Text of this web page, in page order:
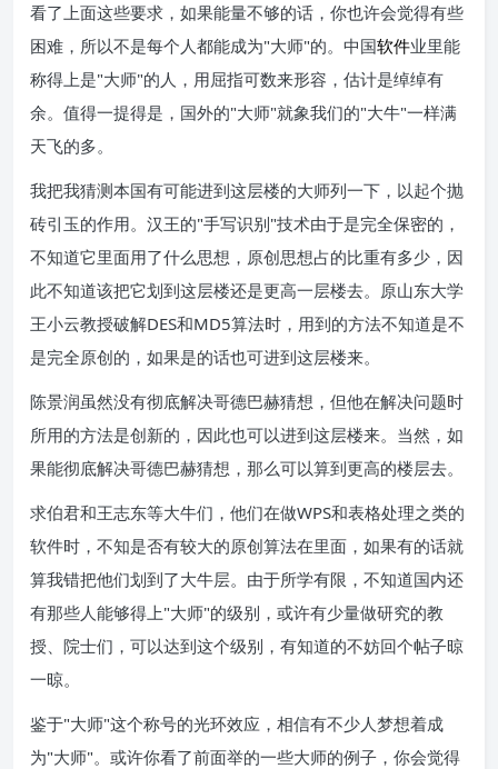
看了上面这些要求，如果能量不够的话，你也许会觉得有些
困难，所以不是每个人都能成为"大师"的。中国软件业里能
称得上是"大师"的人，用屈指可数来形容，估计是绰绰有
余。值得一提得是，国外的"大师"就象我们的"大牛"一样满
天飞的多。
我把我猜测本国有可能进到这层楼的大师列一下，以起个抛
砖引玉的作用。汉王的"手写识别"技术由于是完全保密的，
不知道它里面用了什么思想，原创思想占的比重有多少，因
此不知道该把它划到这层楼还是更高一层楼去。原山东大学
王小云教授破解DES和MD5算法时，用到的方法不知道是不
是完全原创的，如果是的话也可进到这层楼来。
陈景润虽然没有彻底解决哥德巴赫猜想，但他在解决问题时
所用的方法是创新的，因此也可以进到这层楼来。当然，如
果能彻底解决哥德巴赫猜想，那么可以算到更高的楼层去。
求伯君和王志东等大牛们，他们在做WPS和表格处理之类的
软件时，不知是否有较大的原创算法在里面，如果有的话就
算我错把他们划到了大牛层。由于所学有限，不知道国内还
有那些人能够得上"大师"的级别，或许有少量做研究的教
授、院士们，可以达到这个级别，有知道的不妨回个帖子晾
一晾。
鉴于"大师"这个称号的光环效应，相信有不少人梦想着成
为"大师"。或许你看了前面举的一些大师的例子，你会觉得